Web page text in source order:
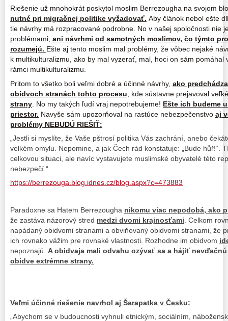
Riešenie už mnohokrát poskytol moslim Berrezougha na svojom
nutné pri migračnej politike vyžadovať. Aby článok nebol ešte
tie návrhy má rozpracované podrobne. No v našej spoločnosti nie
problémami, ani návrhmi od samotných moslimov, čo týmto
rozumejú. Ešte aj tento moslim mal problémy, že vôbec nejaké
k multikulturalizmu, ako by mal vyzerať, mal, hoci on sám pomáhal
rámci multikulturalizmu.
Pritom to všetko boli veľmi dobré a účinné návrhy, ako
obidvoch stranách tohto procesu , kde sústavne prejavoval
strany . No my takých ľudí vraj nepotrebujeme! Ešte ich budeme
priestor. Navyše sám upozorňoval na rastúce nebezpečenstvo aj
problémy NEBUDÚ RIEŠIŤ:
Jestli si myslíte, že Vaše pštrosí politika Vás zachrání, anebo
velkém omylu. Nepomine, a jak Čech rád konstatuje: „Bude hůř!“.
celkovou situaci, ale navíc vystavujete muslimské obyvatelé této
nebezpečí.“
https://berrezouga.blog.idnes.cz/blog.aspx?c=473883
Paradoxne sa Hatem Berrezougha nikomu viac nepodobá, ako
že zastáva názorový stred medzi dvomi krajnosťami . Celkom
napádaný obidvomi stranami a obviňovaný obidvomi stranami, že
ich rovnako vážim pre rovnaké vlastnosti. Rozhodne im obidvom
nepoznajú. A obidvaja mali odvahu ozývať sa a hájiť
obidve extrémne strany.
Veľmi účinné riešenie navrhol aj Šarapatka v Česku:
„Abychom se v budoucnosti vyhnuli etnickým, sociálním,